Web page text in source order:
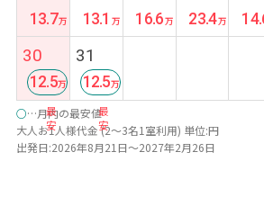
13.7 13.1 16.6 23.4
30
最
安
12.5
31
最
安
12.5
○…月内の最安値
大人お1人様代金 (2～3名1室利用) 単位:円
出発日:2026年8月21日～2027年2月26日